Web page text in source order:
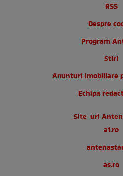
RSS
Despre
Program
Stiri
Anunturi imobiliare
Echipa
Site-uri
a1.ro
as.ro